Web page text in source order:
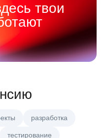
твои
разработка
тестирование